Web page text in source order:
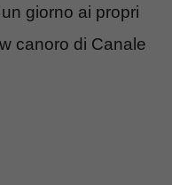
giorno ai propri
canoro di Canale